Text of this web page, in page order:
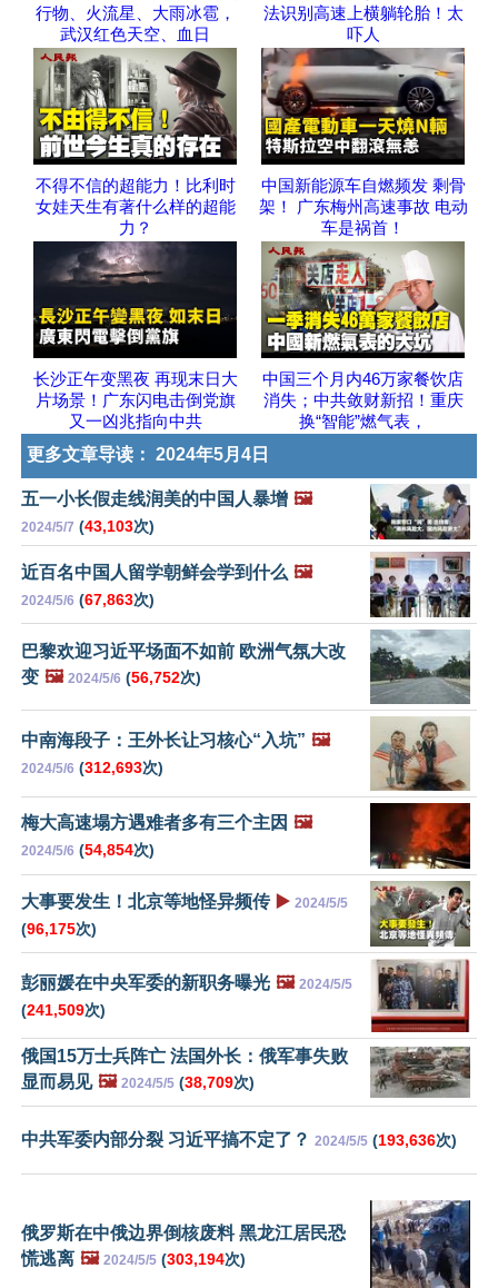
行物、火流星、大雨冰雹，
武汉红色天空、血日
法识别高速上横躺轮胎！太
吓人
不得不信的超能力！比利时
女娃天生有著什么样的超能
力？
中国新能源车自燃频发 剩骨
架！ 广东梅州高速事故 电动
车是祸首！
长沙正午变黑夜 再现末日大
片场景！广东闪电击倒党旗
又一凶兆指向中共
中国三个月内46万家餐饮店
消失；中共敛财新招！重庆
换“智能”燃气表，
更多文章导读： 2024年5月4日
五一小长假走线润美的中国人暴增 🖼️
2024/5/7 (43,103次)
近百名中国人留学朝鲜会学到什么 🖼️
2024/5/6 (67,863次)
巴黎欢迎习近平场面不如前 欧洲气氛大改
变 🖼️ 2024/5/6 (56,752次)
中南海段子：王外长让习核心“入坑” 🖼️
2024/5/6 (312,693次)
梅大高速塌方遇难者多有三个主因 🖼️
2024/5/6 (54,854次)
大事要发生！北京等地怪异频传 ▶️ 2024/5/5
(96,175次)
彭丽媛在中央军委的新职务曝光 🖼️ 2024/5/5
(241,509次)
俄国15万士兵阵亡 法国外长：俄军事失败
显而易见 🖼️ 2024/5/5 (38,709次)
中共军委内部分裂 习近平搞不定了？ 2024/5/5 (193,636次)
俄罗斯在中俄边界倒核废料 黑龙江居民恐
慌逃离 🖼️ 2024/5/5 (303,194次)